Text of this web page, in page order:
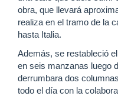
obra, que llevará
realiza en el tramo de la
hasta Italia.
Además, se restableció
en seis manzanas luego
derrumbara dos
todo el día con la